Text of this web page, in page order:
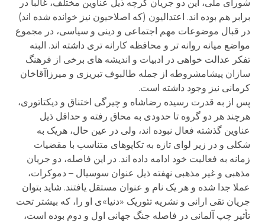
شورای ملی، این دو جریان گرچه ذیل عناوین مختلف، غالبا در
برابر هم بوده اند. اعتدالیون (که اصلاحیون نیز خوانده شده اند)
در قبال موضوعات مهم اجتماعی و دینی و سیاسی، در مجموع
مواضع میانه روانه تر و محافظه کارانه تری داشته اند. البته
تفکر عدالت خواهی در ادبیات و اندیشه های برخی از فرهنگ
سازان پیشامشروطه از جمله طالبوف تبریزی و میرزاآقاخان
کرمانی نیز وجود داشته است.
پس از به قدرت رسیده رضاشاه و چیرگی اختناق و دیکتاتوری،
هرچند هر دو گروه تا حدودی به محاق رفته و حداقل ذیل
عناوین گذشته فعال نبوده اند، ولی در عین حال، هریک به
شکلی و در زیر لوای تازه به تکاپوهای متناسب با مقضیات
زمانه به فعالیت خود ادامه داده اند. در این فاصله، دو جریان
مذهبی و غیر مذهبی نهفته ذیل عنوان سوسیال – دموکرات،
عملا جدا شده و هر یک نام و عنوان مستقل یافتند. شاید بتوان
جریان تقی ارانی و نشریه تئوریک «دنیا»ی او را، که بیشتر تحت
تأثیر چپ آلمانی در فاصله جنگ جهانی اول و دوم بوده است،